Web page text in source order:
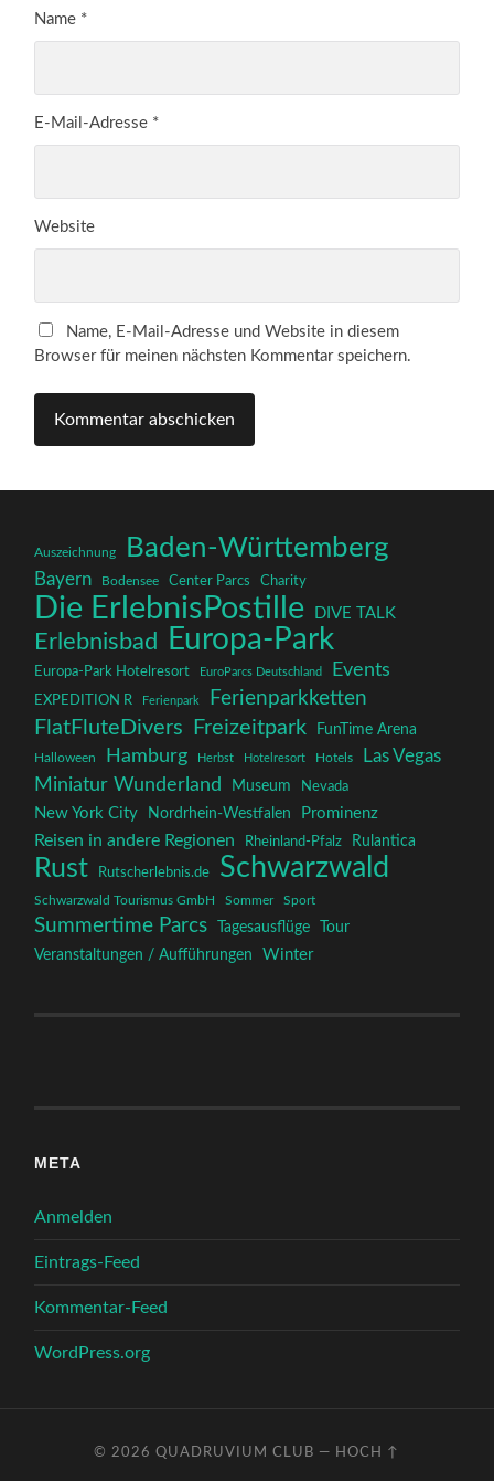
Name *
E-Mail-Adresse *
Website
Name, E-Mail-Adresse und Website in diesem
Browser für meinen nächsten Kommentar speichern.
Auszeichnung Baden-Württemberg
Bayern Bodensee Center Parcs Charity
Die ErlebnisPostille DIVE TALK
Erlebnisbad Europa-Park
Europa-Park Hotelresort EuroParcs Deutschland Events
EXPEDITION R Ferienpark Ferienparkketten
FlatFluteDivers Freizeitpark FunTime Arena
Halloween Hamburg Herbst Hotelresort Hotels
Las Vegas
Miniatur Wunderland
Museum Nevada
New York City Nordrhein-Westfalen Prominenz
Reisen in andere Regionen Rheinland-Pfalz Rulantica
Rust Rutscherlebnis.de Schwarzwald
Schwarzwald Tourismus GmbH Sommer Sport
Summertime Parcs Tagesausflüge
Tour
Veranstaltungen / Aufführungen
Winter
META
Anmelden
Eintrags-Feed
Kommentar-Feed
WordPress.org
© 2026QUADRUVIUM CLUB — HOCH ↑